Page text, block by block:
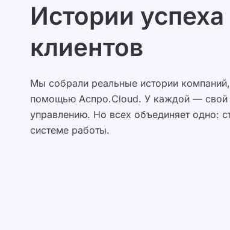
Истории
клиентов
Мы собрали реальные истории
помощью Аспро.Cloud. У каждой — свой
управлению. Но всех объединяет одно:
системе работы.